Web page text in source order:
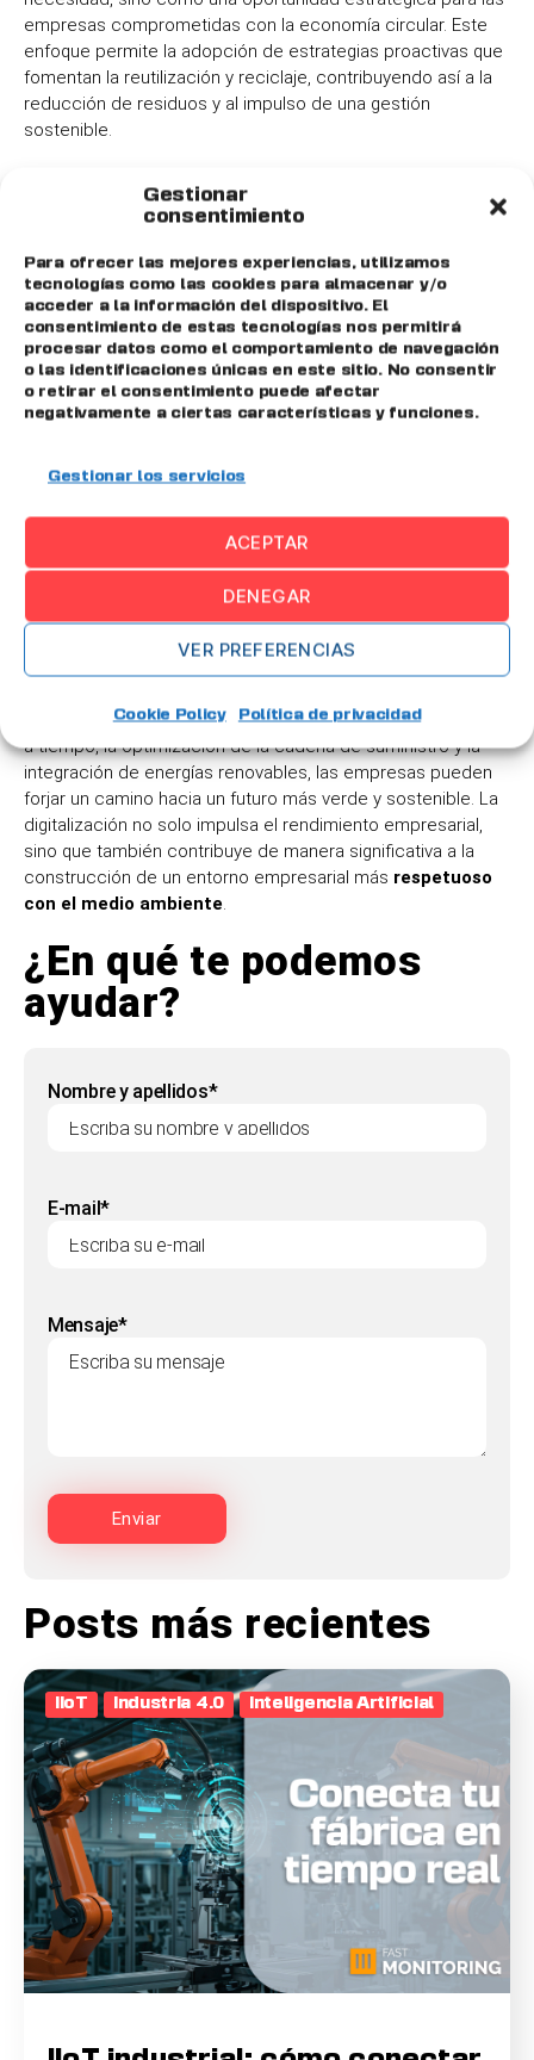
Gestionar
consentimiento
Para ofrecer las mejores experiencias, utilizamos
tecnologías como las cookies para almacenar y/o
acceder a la información del dispositivo. El
consentimiento de estas tecnologías nos permitirá
procesar datos como el comportamiento de navegación
o las identificaciones únicas en este sitio. No consentir
o retirar el consentimiento puede afectar
negativamente a ciertas características y funciones.
Gestionar los servicios
ACEPTAR
DENEGAR
VER PREFERENCIAS
Cookie Policy Política de privacidad
empresas comprometidas con la economía circular. Este
enfoque permite la adopción de estrategias proactivas que
fomentan la reutilización y reciclaje, contribuyendo así a la
reducción de residuos y al impulso de una gestión
sostenible.
La transformación
digital como facilitador
clave
En este escenario, la digitalización industrial juega un papel
vital al proporcionar las herramientas necesarias para una
gestión integral de residuos. Al aprovechar la tecnología
digital, las empresas pueden optimizar sus procesos,
análisis de datos a lo largo de la cadena de valor se
convierten en elementos fundamentales para tomar
decisiones informadas y estratégicas en la búsqueda de la
eficiencia y la sostenibilidad.
En conclusión, la digitalización industrial se erige como un
pilar fundamental para la sostenibilidad empresarial,
ofreciendo
abrazar la monitorización de procesos, la fabricación justo
a tiempo, la optimización de la cadena de suministro y la
integración de energías renovables, las empresas pueden
forjar un camino hacia un futuro más verde y sostenible. La
digitalización no solo impulsa el rendimiento empresarial,
sino que también contribuye de manera significativa a la
construcción de un entorno empresarial más respetuoso
con el medio ambiente.
¿En qué te podemos
ayudar?
Nombre y apellidos*
E-mail*
Mensaje*
Posts más recientes
IIoT Industria 4.0 Inteligencia Artificial